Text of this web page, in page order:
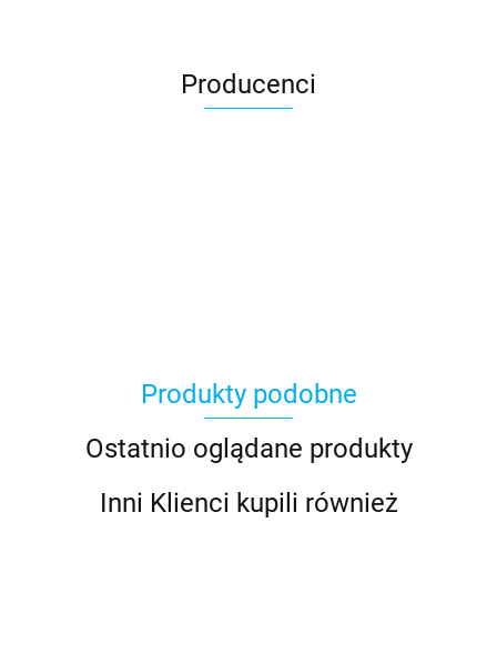
Producenci
Produkty podobne
Ostatnio oglądane produkty
Inni Klienci kupili również